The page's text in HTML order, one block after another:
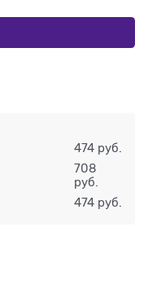
474 руб.
708
руб.
474 руб.